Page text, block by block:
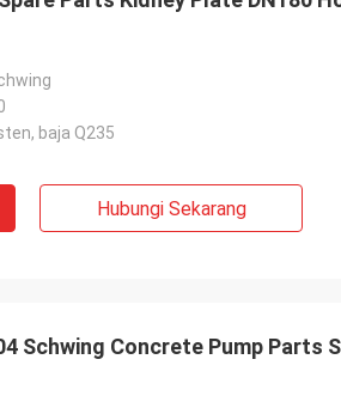
baja Q235
Hubungi Sekarang
Schwing Concrete Pump Parts